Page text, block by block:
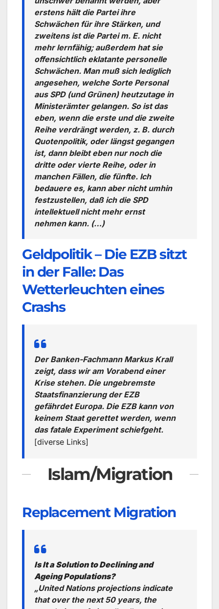
erstens hält die Partei ihre
Schwächen für ihre Stärken, und
zweitens ist die Partei m. E. nicht
mehr lernfähig; außerdem hat sie
offensichtlich eklatante personelle
Schwächen. Man muß sich lediglich
angesehen, welche Sorte Personal
aus SPD (und Grünen) heutzutage in
Ministerämter gelangen. So ist das
eben, wenn die erste und die zweite
Reihe verdrängt werden, z. B. durch
Quotenpolitik, oder längst gegangen
ist, dann bleibt eben nur noch die
dritte oder vierte Reihe, oder in
manchen Fällen, die fünfte. Ich
bedauere es, kann aber nicht umhin
festzustellen, daß ich die SPD
intellektuell nicht mehr ernst
nehmen kann. (…)
Geldpolitik – Die EZB sitzt
in der Falle: Das
Wetterleuchten eines
Crashs
Der Banken-Fachmann Markus Krall
zeigt, dass wir am Vorabend einer
Krise stehen. Die ungebremste
Staatsfinanzierung der EZB
gefährdet Europa. Die EZB kann von
keinem Staat gerettet werden, wenn
das fatale Experiment schiefgeht.
[diverse Links]
Islam/Migration
Replacement Migration
Is It a Solution to Declining and
Ageing Populations?
„United Nations projections indicate
that over the next 50 years, the